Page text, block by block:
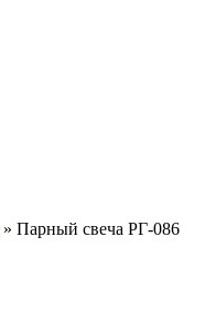
» Парный свеча РГ-086